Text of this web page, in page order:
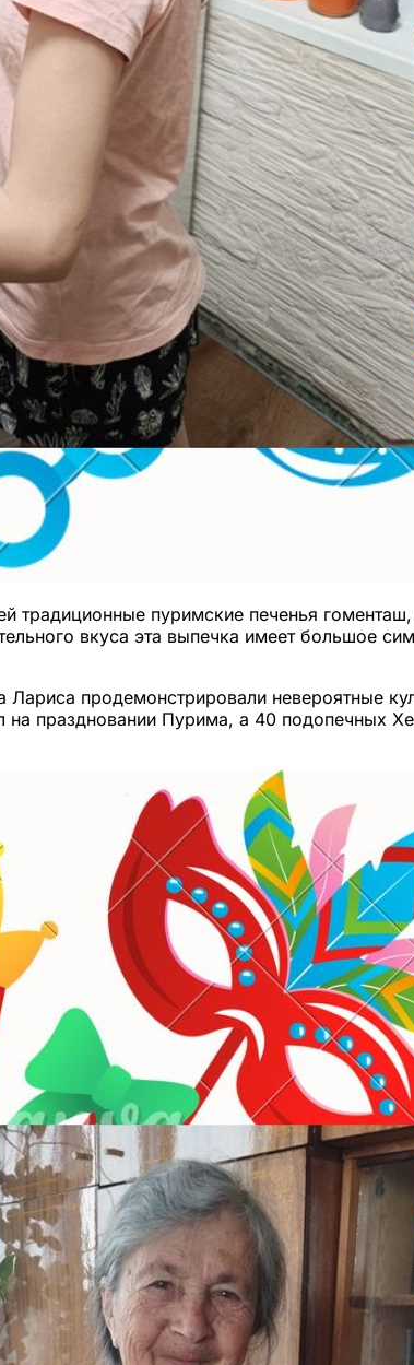
традиционные пуримские печенья
вкуса эта выпечка имеет большое
продемонстрировали невероятные
праздновании Пурима, а 40 подопечных